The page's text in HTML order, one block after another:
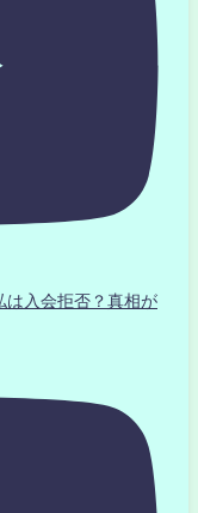
入会拒否？真相が